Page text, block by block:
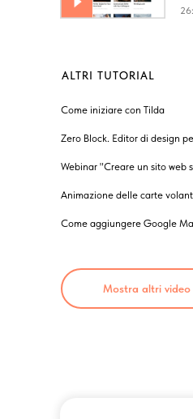
Mostra altri
Come aggiungere Google
Come iniziare con Tilda
Zero Block. Editor di design
Animazione delle carte
ALTRI TUTORIAL
Webinar "Creare un sito web